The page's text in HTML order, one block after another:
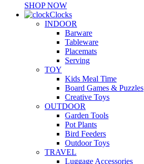
SHOP NOW
Clocks
INDOOR
Barware
Tableware
Placemats
Serving
TOY
Kids Meal Time
Board Games & Puzzles
Creative Toys
OUTDOOR
Garden Tools
Pot Plants
Bird Feeders
Outdoor Toys
TRAVEL
Luggage Accessories